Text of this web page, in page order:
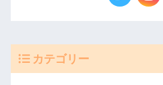
カテゴリー